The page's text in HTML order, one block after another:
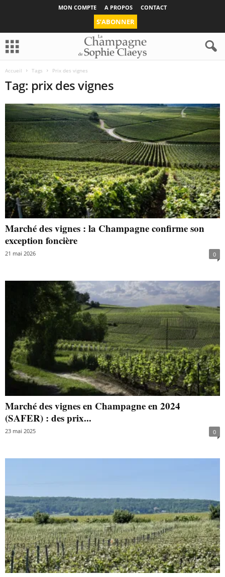
MON COMPTE A PROPOS CONTACT
S’ABONNER
Accueil Tags Prix des vignes
Tag: prix des vignes
Marché des vignes : la Champagne confirme son
exception foncière
21 mai 2026 0
Marché des vignes en Champagne en 2024
(SAFER) : des prix...
23 mai 2025 0